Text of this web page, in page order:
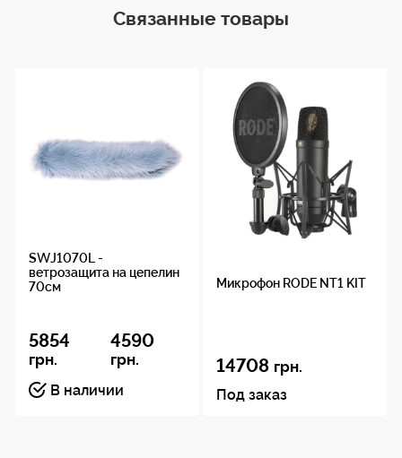
качественные звуковые записи в условиях
переменных погодных условий.
Размеры внутренние: ... ?100 х 550 мм
Материал: ..................... Искусственный мех
Длина ворса: ............... 20 мм
Цвет: ........................... темно серый
Совместим с: ............... SWS1055 (SWS1040D
Связанные товары
SWJ1070L -
ветрозащита на цепелин
70см
5854
грн.
4590
грн.
В наличии
Микрофон RODE NT1 KIT
14708 грн.
Под заказ